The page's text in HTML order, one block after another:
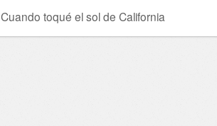
Cuando toqué el sol de California